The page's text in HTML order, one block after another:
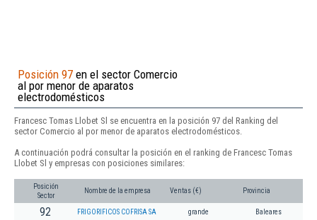
Posición 97 en el sector Comercio
al por menor de aparatos
electrodomésticos
Francesc Tomas Llobet Sl se encuentra en la posición 97 del Ranking del
sector Comercio al por menor de aparatos electrodomésticos.
A continuación podrá consultar la posición en el ranking de Francesc Tomas
Llobet Sl y empresas con posiciones similares:
Posición
Sector
Nombre de la empresa Ventas (€) Provincia
92 FRIGORIFICOS COFRISA SA grande Baleares